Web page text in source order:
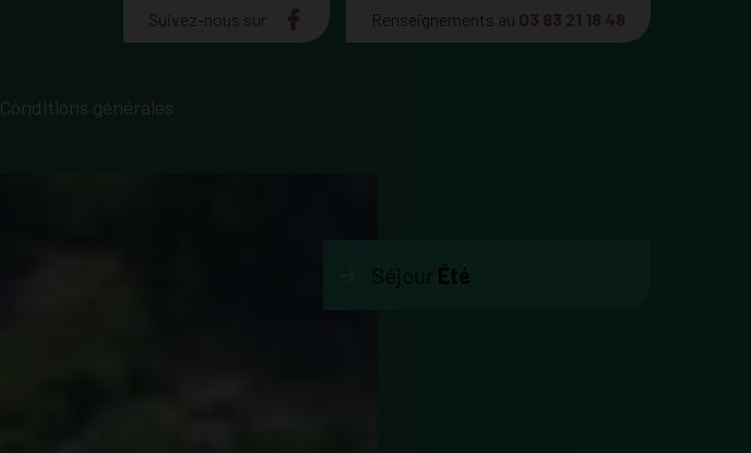
Suivez-nous sur Renseignements au 03 83 21 18 48
Conditions générales
Séjour Été